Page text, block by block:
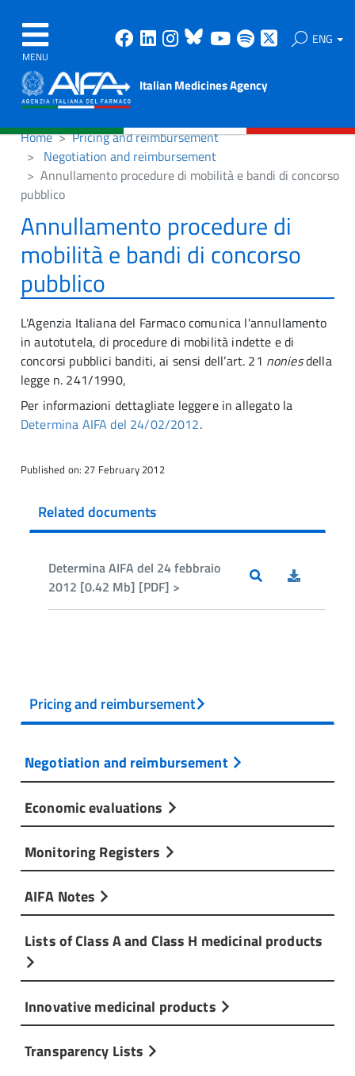
MENU
Facebook
Linkedin
Instagram
Bluesky
Youtube
Spotify ENG
Italian Medicines Agency
Home
Pricing and reimbursement
Negotiation and reimbursement
Annullamento procedure di mobilità e bandi di concorso
pubblico
Annullamento procedure di
mobilità e bandi di concorso
pubblico
L'Agenzia Italiana del Farmaco comunica l'annullamento
in autotutela, di procedure di mobilità indette e di
concorsi pubblici banditi, ai sensi dell’art. 21 noniesdella
legge n. 241/1990,
Per informazioni dettagliate leggere in allegato la
Determina AIFA del 24/02/2012.
Published on: 27 February 2012
Related documents
Determina AIFA del 24 febbraio
2012 [0.42 Mb] [PDF] >
Pricing and reimbursement
Negotiation and reimbursement
Economic evaluations
Monitoring Registers
AIFA Notes
Lists of Class A and Class H medicinal products
Innovative medicinal products
Transparency Lists